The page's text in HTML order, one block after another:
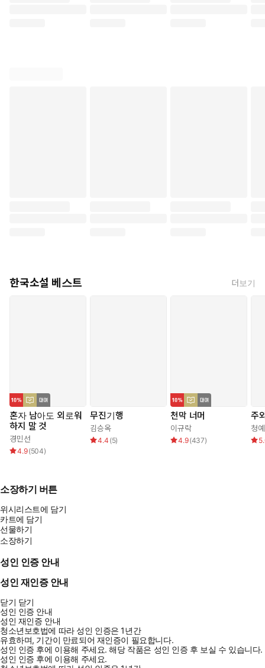
한국소설 베스트 더보기
혼자 남아도 외로워
하지 말 것
경민선
4.9(504)
무진기행
김승옥
4.4 (5)
천막 너머
이규락
4.9(437)
주
청예
소장하기 버튼
위시리스트에 담기
카트에 담기
선물하기
소장하기
성인 인증 안내
성인 재인증 안내
닫기 닫기
성인 인증 안내
성인 재인증 안내
청소년보호법에 따라 성인 인증은 1년간
유효하며, 기간이 만료되어 재인증이 필요합니다.
성인 인증 후에 이용해 주세요.해당 작품은 성인 인증 후 보실 수 있습니다.
성인 인증 후에 이용해 주세요.